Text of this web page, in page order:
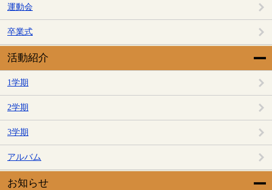
運動会
卒業式
活動紹介
1学期
2学期
3学期
アルバム
お知らせ